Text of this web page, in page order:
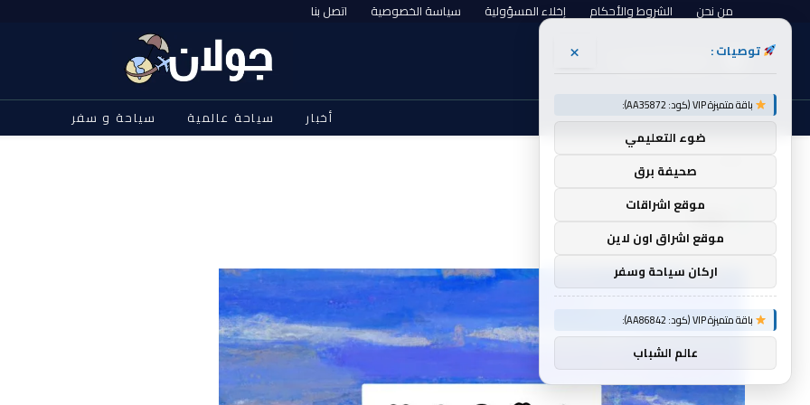
من نحن الشروط والأحكام إخلاء المسؤولية سياسة الخصوصية اتصل بنا
أخبار سياحة عالمية سياحة و سفر
خوفا
توصيات : ×
باقة متميزة VIP (كود: AA35872):
ضوء التعليمي
صحيفة برق
موقع اشراقات
موقع اشراق اون لاين
اركان سياحة وسفر
باقة متميزة VIP (كود: AA86842):
عالم الشباب